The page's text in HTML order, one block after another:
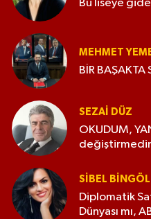
Bu liseye
MEHMET
BİR BAŞAKTA
SEZAI DÜZ
OKUDUM,
SIBEL BINGÖL
Diplomatik
Dünyası mı,